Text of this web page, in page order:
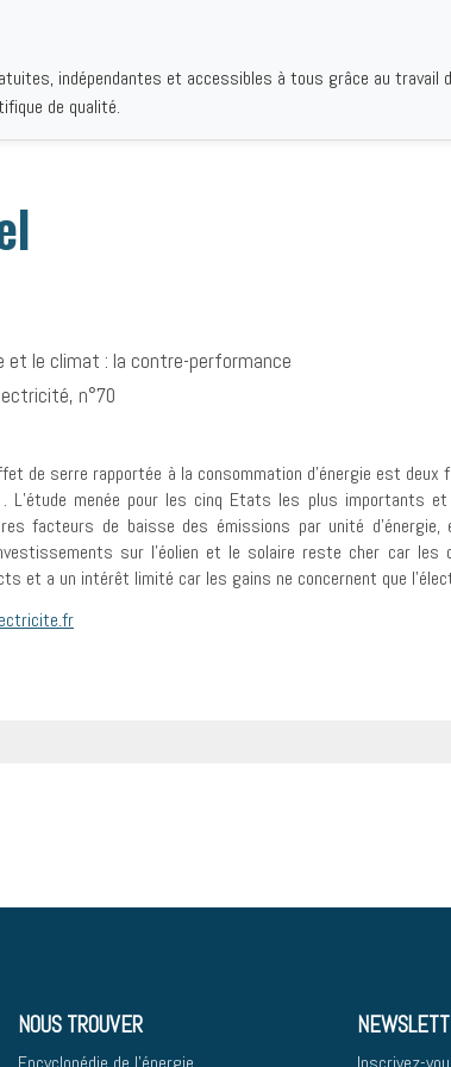
THÉMATIQUES AUTEURS INSTITUTIONS
et le climat : la contre-performance
n°70
de serre rapportée à la consommation d’énergie est
L’étude menée pour les cinq Etats les plus importants
facteurs de baisse des émissions par unité
sur l’éolien et le solaire reste cher car
et a un intérêt limité car les gains ne concernent que
NOUS TROUVER
indépendantes et accessibles à tous grâce au travail
de qualité.